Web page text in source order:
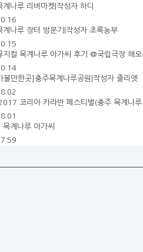
나루 리버마켓|작성자 하디
계나루 장터 방문기|작성자 초록농부
지컬 목계나루 아가씨 후기 @국립극장 해
볼만한곳]충주목계나루공원|작성자 줄리엣
코리아 카라반 페스티벌(충주 목계
계나루 아가씨